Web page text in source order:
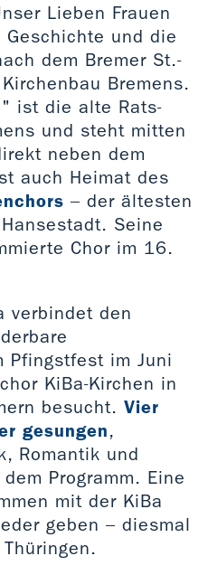
Lieben Frauen
und die
dem Bremer St.-
Bremens.
ist die alte Rats-
und steht mitten
neben dem
auch Heimat des
– der ältesten
Seine
Chor im 16.
verbindet den
Pfingstfest im Juni
KiBa-Kirchen in
besucht. Vier
gesungen,
Romantik und
Programm. Eine
mit der KiBa
geben – diesmal